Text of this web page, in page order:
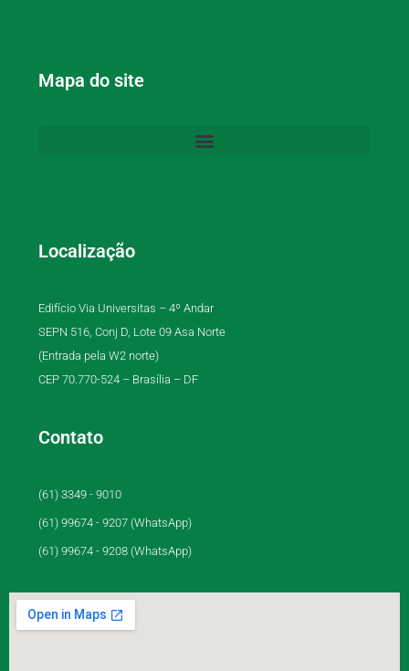
Mapa do site
Localização
Edifício Via Universitas – 4º Andar
SEPN 516, Conj D, Lote 09 Asa Norte
(Entrada pela W2 norte)
CEP 70.770-524 – Brasília – DF
Contato
(61) 3349 - 9010
(61) 99674 - 9207 (WhatsApp)
(61) 99674 - 9208 (WhatsApp)